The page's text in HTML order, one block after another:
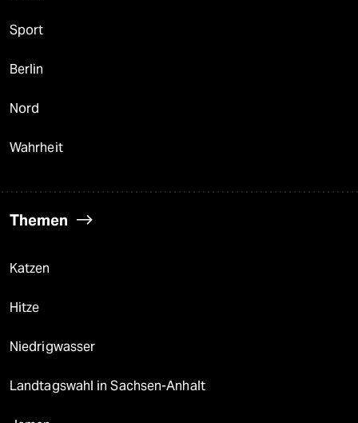
Sport
Berlin
Nord
Wahrheit
Themen
Katzen
Hitze
Niedrigwasser
Landtagswahl in Sachsen-Anhalt